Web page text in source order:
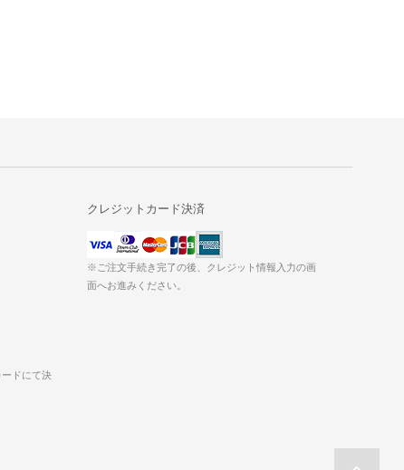
クレジットカード決済
※ご注文手続き完了の後、クレジット情報入力の画
面へお進みください。
ドにて決